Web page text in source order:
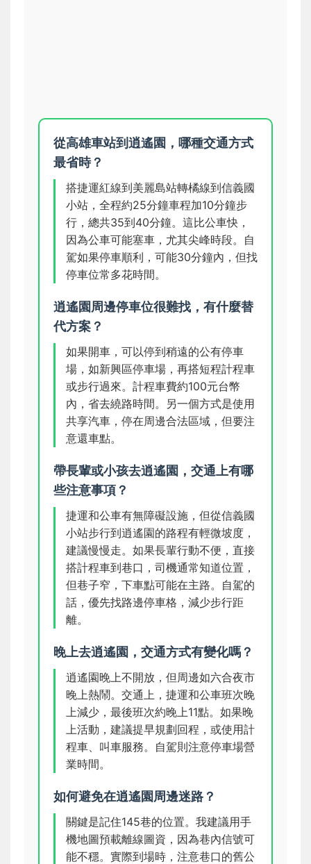
從高雄車站到逍遙園，哪種交通方式
最省時？
搭捷運紅線到美麗島站轉橘線到信義國
小站，全程約25分鐘車程加10分鐘步
行，總共35到40分鐘。這比公車快，
因為公車可能塞車，尤其尖峰時段。自
駕如果停車順利，可能30分鐘內，但找
停車位常多花時間。
逍遙園周邊停車位很難找，有什麼替
代方案？
如果開車，可以停到稍遠的公有停車
場，如新興區停車場，再搭短程計程車
或步行過來。計程車費約100元台幣
內，省去繞路時間。另一個方式是使用
共享汽車，停在周邊合法區域，但要注
意還車點。
帶長輩或小孩去逍遙園，交通上有哪
些注意事項？
捷運和公車有無障礙設施，但從信義國
小站步行到逍遙園的路程有輕微坡度，
建議慢慢走。如果長輩行動不便，直接
搭計程車到巷口，司機通常知道位置，
但巷子窄，下車點可能在主路。自駕的
話，優先找路邊停車格，減少步行距
離。
晚上去逍遙園，交通方式有變化嗎？
逍遙園晚上不開放，但周邊如六合夜市
晚上熱鬧。交通上，捷運和公車班次晚
上減少，最後班次約晚上11點。如果晚
上活動，建議提早規劃回程，或使用計
程車、叫車服務。自駕則注意停車場營
業時間。
如何避免在逍遙園周邊迷路？
關鍵是記住145巷的位置。我建議用手
機地圖預載離線圖資，因為巷內信號可
能不穩。實際到場時，注意巷口的舊公